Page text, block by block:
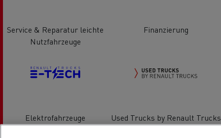
Service & Reparatur leichte
Nutzfahrzeuge
Finanzierung
Elektrofahrzeuge Used Trucks by Renault Trucks